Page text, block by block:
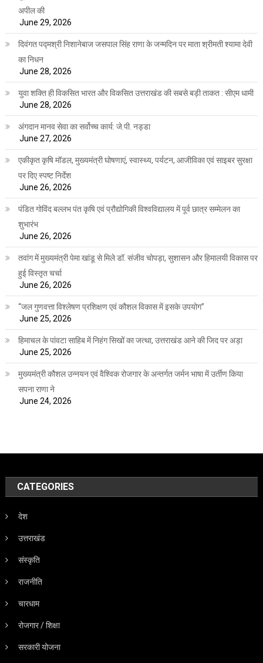
अपील की
June 29, 2026
दिवंगत पद्मश्री निशानेबाज जसपाल सिंह राणा के जन्मदिन पर माता श्रीमती श्यामा देवी
का निधन
June 28, 2026
युवा शक्ति ही विकसित भारत और विकसित उत्तराखंड की सबसे बड़ी ताकत : सीएम धामी
June 28, 2026
अंगदान मानव सेवा का सर्वोच्च कार्य: जे.पी. नड्डा
June 27, 2026
एकीकृत कृषि मॉडल, मुख्यमंत्री घोषणाएं, स्वास्थ्य, पर्यटन, आजीविका एवं साइबर सुरक्षा
पर दिए स्पष्ट निर्देश
June 26, 2026
पंडित गोविंद बल्लभ पंत कृषि एवं प्रौद्योगिकी विश्वविद्यालय में पूर्व छात्र सम्मेलन का
शुभारंभ
June 26, 2026
तवांग में मुख्यमंत्री पेमा खांडू से मिले डॉ. संजीव चोपड़ा, सुशासन और हिमालयी विकास पर
हुई विस्तृत चर्चा
June 26, 2026
“जल गुणवत्ता विश्लेषण प्रशिक्षण एवं कौशल विकास में इसके उपयोग”
June 25, 2026
हिमाचल के पांवटा साहिब में निहंग सिखों का जत्था, उत्तराखंड आने की जिद पर अड़ा
June 25, 2026
मुख्यमंत्री कौशल उन्नयन एवं वैश्विक रोजगार के अन्तर्गत जर्मन भाषा में उर्तीण किया
सपना राणा ने
June 24, 2026
CATEGORIES
देश
उत्तराखंड
संस्कृति
राजनीति
चारधाम
रोजगार / शिक्षा
सरकारी योजना